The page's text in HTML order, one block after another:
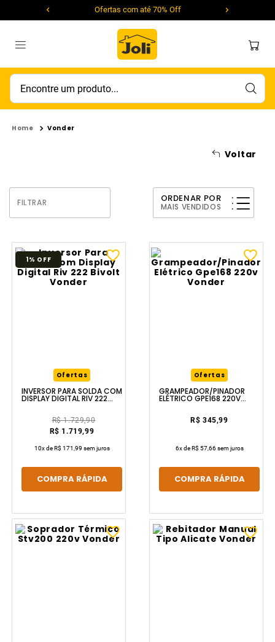
Ofertas com até 70% Off
Encontre um produto...
Voltar
Vonder
FILTRAR ORDENAR POR
MAIS VENDIDOS
1% OFF
Ofertas
INVERSOR PARA SOLDA COM
DISPLAY DIGITAL RIV 222
R$ 1.729,90
R$ 1.719,99
10x deR$ 171,99 sem juros
COMPRA RÁPIDA
Ofertas
GRAMPEADOR/PINADOR
ELÉTRICO GPE168 220V
R$ 345,99
6x deR$ 57,66sem juros
COMPRA RÁPIDA